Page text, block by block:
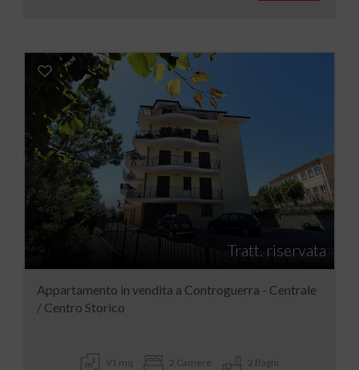
Tratt. riservata
Appartamento in vendita a Controguerra - Centrale
/ Centro Storico
91 mq 2 Camere 2 Bagni